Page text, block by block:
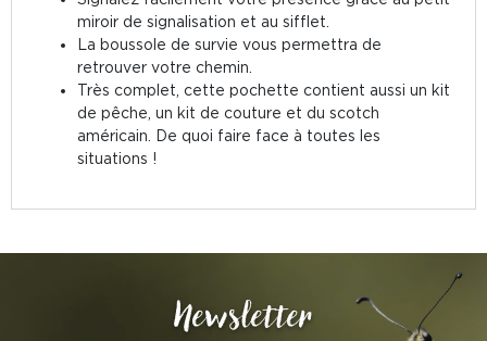
miroir de signalisation et au sifflet.
La boussole de survie vous permettra de
retrouver votre chemin.
Très complet, cette pochette contient aussi un kit
de pêche, un kit de couture et du scotch
américain. De quoi faire face à toutes les
situations !
Newsletter